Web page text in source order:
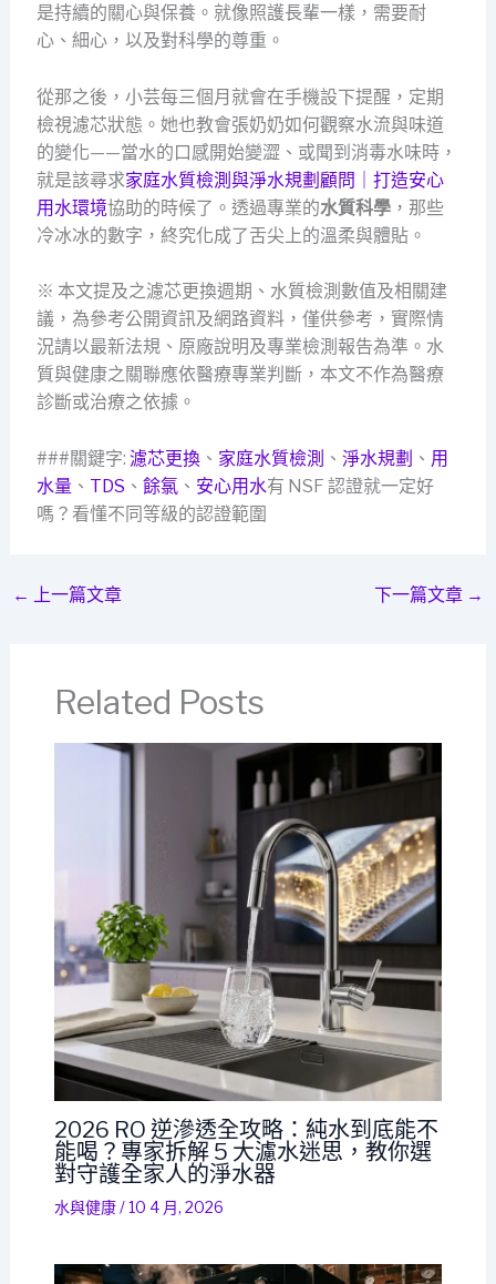
是持續的關心與保養。就像照護長輩一樣，需要耐
心、細心，以及對科學的尊重。
從那之後，小芸每三個月就會在手機設下提醒，定期
檢視濾芯狀態。她也教會張奶奶如何觀察水流與味道
的變化——當水的口感開始變澀、或聞到消毒水味時，
就是該尋求家庭水質檢測與淨水規劃顧問｜打造安心
用水環境協助的時候了。透過專業的水質科學，那些
冷冰冰的數字，終究化成了舌尖上的溫柔與體貼。
※ 本文提及之濾芯更換週期、水質檢測數值及相關建
議，為參考公開資訊及網路資料，僅供參考，實際情
況請以最新法規、原廠說明及專業檢測報告為準。水
質與健康之關聯應依醫療專業判斷，本文不作為醫療
診斷或治療之依據。
###關鍵字: 濾芯更換、 家庭水質檢測 、 淨水規劃 、 用
水量、 TDS 、 餘氯、 安心用水有 NSF 認證就一定好
嗎？看懂不同等級的認證範圍
← 上一篇文章 下一篇文章 →
Related Posts
2026 RO 逆滲透全攻略：純水到底能不
能喝？專家拆解 5 大濾水迷思，教你選
對守護全家人的淨水器
水與健康/10 4 月, 2026